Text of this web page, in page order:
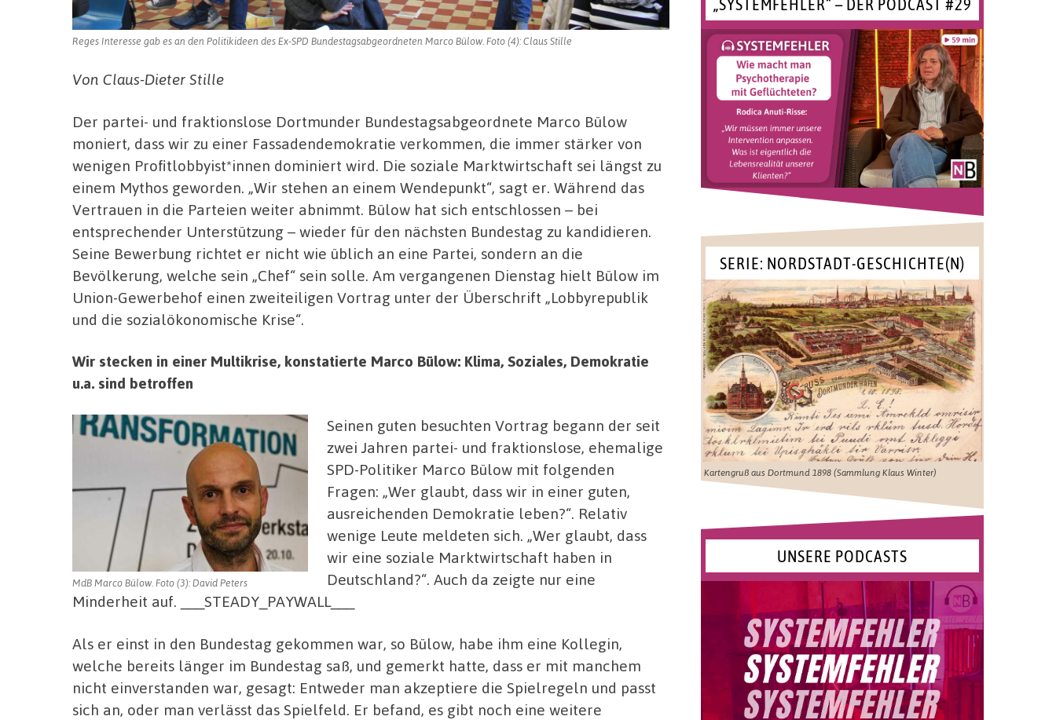
Reges Interesse gab es an den Politikideen des Ex-SPD Bundestagsabgeordneten Marco Bülow. Foto (4): Claus Stille
Von Claus-Dieter Stille
Der partei- und fraktionslose Dortmunder Bundestagsabgeordnete Marco Bülow
moniert, dass wir zu einer Fassadendemokratie verkommen, die immer stärker von
wenigen Profitlobbyist*innen dominiert wird. Die soziale Marktwirtschaft sei längst zu
einem Mythos geworden. „Wir stehen an einem Wendepunkt“, sagt er. Während das
Vertrauen in die Parteien weiter abnimmt. Bülow hat sich entschlossen – bei
entsprechender Unterstützung – wieder für den nächsten Bundestag zu kandidieren.
Seine Bewerbung richtet er nicht wie üblich an eine Partei, sondern an die
Bevölkerung, welche sein „Chef“ sein solle. Am vergangenen Dienstag hielt Bülow im
Union-Gewerbehof einen zweiteiligen Vortrag unter der Überschrift „Lobbyrepublik
und die sozialökonomische Krise“.
Wir stecken in einer Multikrise, konstatierte Marco Bülow: Klima, Soziales, Demokratie
u.a. sind betroffen
MdB Marco Bülow. Foto (3): David Peters
Seinen guten besuchten Vortrag begann der seit
zwei Jahren partei- und fraktionslose, ehemalige
SPD-Politiker Marco Bülow mit folgenden
Fragen: „Wer glaubt, dass wir in einer guten,
ausreichenden Demokratie leben?“. Relativ
wenige Leute meldeten sich. „Wer glaubt, dass
wir eine soziale Marktwirtschaft haben in
Deutschland?“. Auch da zeigte nur eine
Minderheit auf. ___STEADY_PAYWALL___
Als er einst in den Bundestag gekommen war, so Bülow, habe ihm eine Kollegin,
welche bereits länger im Bundestag saß, und gemerkt hatte, dass er mit manchem
nicht einverstanden war, gesagt: Entweder man akzeptiere die Spielregeln und passt
sich an, oder man verlässt das Spielfeld. Er befand, es gibt noch eine weitere
„SYSTEMFEHLER“ – DER PODCAST #29
SERIE: NORDSTADT-GESCHICHTE(N)
Kartengruß aus Dortmund 1898 (Sammlung Klaus Winter)
UNSERE PODCASTS